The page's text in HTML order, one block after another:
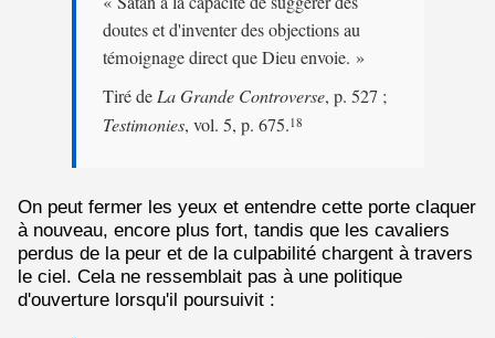
doutes et d'inventer des objections au
témoignage direct que Dieu envoie. »
Tiré deLa Grande Controverse, p. 527 ;
Testimonies, vol. 5, p. 675. 18
On peut fermer les yeux et entendre cette porte claquer
à nouveau, encore plus fort, tandis que les cavaliers
perdus de la peur et de la culpabilité chargent à travers
le ciel. Cela ne ressemblait pas à une politique
d'ouverture lorsqu'il poursuivit :